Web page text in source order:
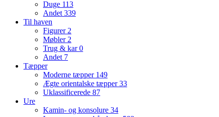
Duge 113
Andet 339
Til haven
Figurer 2
Møbler 2
Trug & kar0
Andet 7
Tæpper
Moderne tæpper 149
Ægte orientalske tæpper33
Uklassificerede 87
Ure
Kamin- og konsolure 34